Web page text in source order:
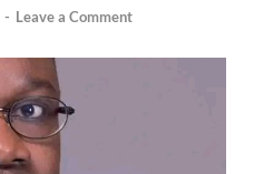
- Leave a Comment